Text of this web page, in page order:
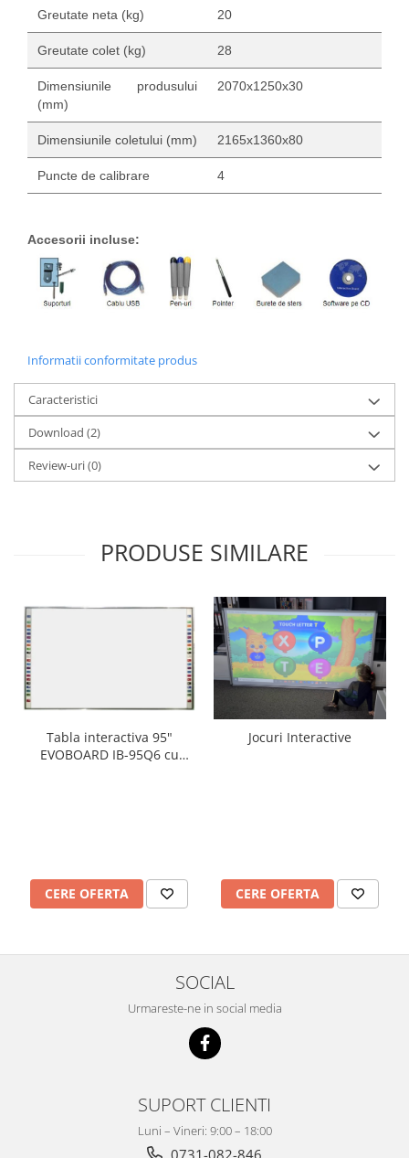
Greutate neta (kg) 20
Greutate colet (kg) 28
Dimensiunile produsului
(mm)
2070x1250x30
Dimensiunile coletului (mm) 2165x1360x80
Puncte de calibrare 4
Accesorii incluse:
Informatii conformitate produs
Caracteristici
Download (2)
Review-uri(0)
PRODUSE SIMILARE
Tabla interactiva 95"
EVOBOARD IB-95Q6 cu
CERE OFERTA
Jocuri Interactive
CERE OFERTA
SOCIAL
Urmareste-ne in social media
SUPORT CLIENTI
Luni – Vineri: 9:00 – 18:00